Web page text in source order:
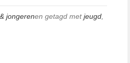
jongerenen getagd metjeugd